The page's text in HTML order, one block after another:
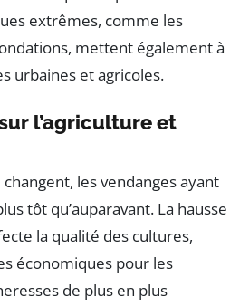
extrêmes, comme les
mettent également à
urbaines et agricoles.
l’agriculture et
les vendanges ayant
tôt qu’auparavant. La hausse
la qualité des cultures,
économiques pour les
de plus en plus